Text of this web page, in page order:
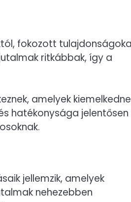
fokozott
ritkábbak, így a
amelyek
hatékonysága jelentősen
jellemzik, amelyek
nehezebben